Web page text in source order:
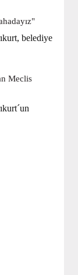
belediye
Meclis